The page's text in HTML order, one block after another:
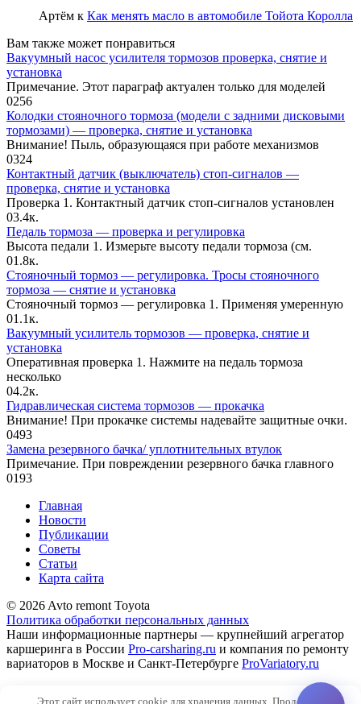
Артём к Как менять масло в автомобиле Тойота Королла
Вам также может понравиться
Вакуумный насос усилителя тормозов проверка, снятие и
установка
Примечание. Этот параграф актуален только для моделей
0256
Колодки стояночного тормоза (модели с задними дисковыми
тормозами) — проверка, снятие и установка
Внимание! Пыль, образующаяся при работе механизмов
0324
Контактный датчик (выключатель) стоп-сигналов —
проверка, снятие и установка
Проверка 1. Контактный датчик стоп-сигналов установлен
03.4к.
Педаль тормоза — проверка и регулировка
Высота педали 1. Измерьте высоту педали тормоза (см.
01.8к.
Стояночный тормоз — регулировка. Тросы стояночного
тормоза — снятие и установка
Стояночный тормоз — регулировка 1. Применяя умеренную
01.1к.
Вакуумный усилитель тормозов — проверка, снятие и
установка
Оперативная проверка 1. Нажмите на педаль тормоза
несколько
04.2к.
Гидравлическая система тормозов — прокачка
Внимание! При прокачке системы надевайте защитные очки.
0493
Замена резервного бачка/ уплотнительных втулок
Примечание. При повреждении резервного бачка главного
0193
Главная
Новости
Публикации
Советы
Статьи
Карта сайта
© 2026 Avto remont Toyota
Политика обработки персональных данных
Наши информационные партнеры — крупнейший агрегатор
каршеринга в России Pro-carsharing.ru и компания по ремонту
вариаторов в Москве и Санкт-Петербурге ProVariatory.ru
Сео-продвижение и техническое сопровождение сайта
Этот сайт использует cookie для хранения данных. Продолжая